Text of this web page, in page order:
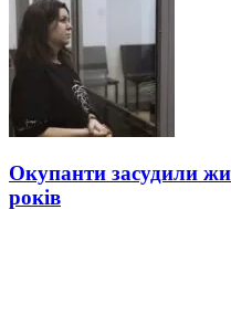
Окупанти засудили
років